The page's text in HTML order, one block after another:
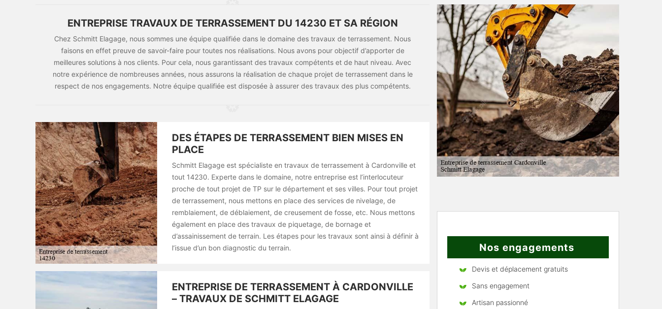
ENTREPRISE TRAVAUX DE TERRASSEMENT DU 14230 ET SA RÉGION
Chez Schmitt Elagage, nous sommes une équipe qualifiée dans le domaine des travaux de terrassement. Nous
faisons en effet preuve de savoir-faire pour toutes nos réalisations. Nous avons pour objectif d’apporter de
meilleures solutions à nos clients. Pour cela, nous garantissant des travaux compétents et de haut niveau. Avec
notre expérience de nombreuses années, nous assurons la réalisation de chaque projet de terrassement dans le
respect de nos engagements. Notre équipe qualifiée est disposée à assurer des travaux des plus compétents.
DES ÉTAPES DE TERRASSEMENT BIEN MISES EN
PLACE
Schmitt Elagage est spécialiste en travaux de terrassement à Cardonville et
tout 14230. Experte dans le domaine, notre entreprise est l’interlocuteur
proche de tout projet de TP sur le département et ses villes. Pour tout projet
de terrassement, nous mettons en place des services de nivelage, de
remblaiement, de déblaiement, de creusement de fosse, etc. Nous mettons
également en place des travaux de piquetage, de bornage et
d’assainissement de terrain. Les étapes pour les travaux sont ainsi à définir à
l’issue d’un bon diagnostic du terrain.
ENTREPRISE DE TERRASSEMENT À CARDONVILLE
– TRAVAUX DE SCHMITT ELAGAGE
Nos engagements
Devis et déplacement gratuits
Sans engagement
Artisan passionné